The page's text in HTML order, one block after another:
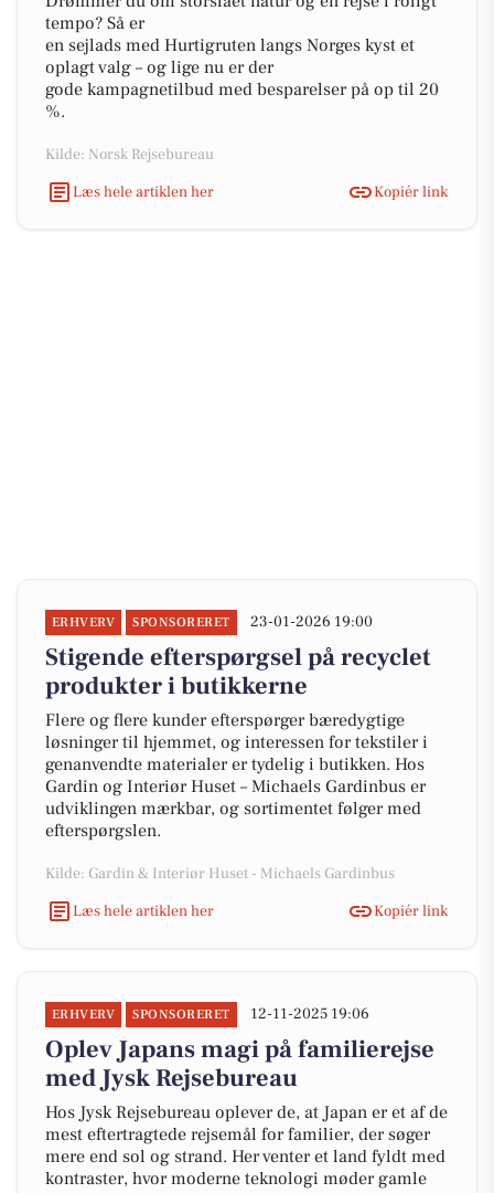
tempo? Så er
en sejlads med Hurtigruten langs Norges kyst et
oplagt valg – og lige nu er der
gode kampagnetilbud med besparelser på op til 20
%.
Kilde: Norsk Rejsebureau
Læs hele artiklen her
Kopiér link
ERHVERV SPONSORERET 23-01-2026 19:00
Stigende efterspørgsel på recyclet
produkter i butikkerne
Flere og flere kunder efterspørger bæredygtige
løsninger til hjemmet, og interessen for tekstiler i
genanvendte materialer er tydelig i butikken. Hos
Gardin og Interiør Huset – Michaels Gardinbus er
udviklingen mærkbar, og sortimentet følger med
efterspørgslen.
Kilde: Gardin & Interiør Huset - Michaels Gardinbus
Læs hele artiklen her
Kopiér link
ERHVERV SPONSORERET 12-11-2025 19:06
Oplev Japans magi på familierejse
med Jysk Rejsebureau
Hos Jysk Rejsebureau oplever de, at Japan er et af de
mest eftertragtede rejsemål for familier, der søger
mere end sol og strand. Her venter et land fyldt med
kontraster, hvor moderne teknologi møder gamle